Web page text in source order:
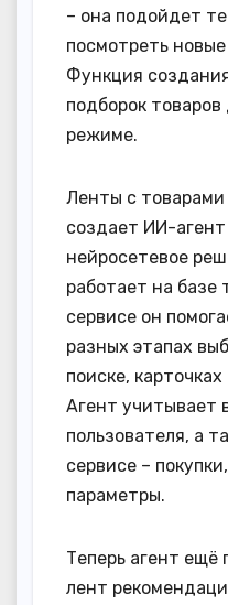
– она подойдет
посмотреть
Функция
подборок
режиме.
Ленты с товарами
создает ИИ-
нейросетевое
работает на базе
сервисе он
разных этапах
поиске,
Агент учитывает
пользователя, а
сервисе –
параметры.
Теперь агент ещё
лент